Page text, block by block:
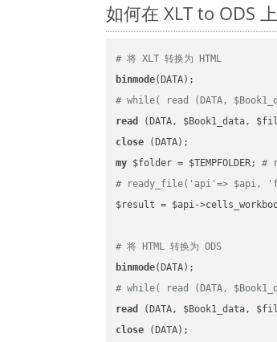
如何在 XLT to ODS
# 将 XLT 转换为 HTML
binmode
# while( read (DATA,
read
close
my $folder = $TEMPFOLDER; #
# ready_file('api'=> $api,
$result = $api-
# 将 HTML 转换为 ODS
binmode
# while( read (DATA,
read
close